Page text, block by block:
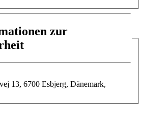
zur
13, 6700 Esbjerg, Dänemark,